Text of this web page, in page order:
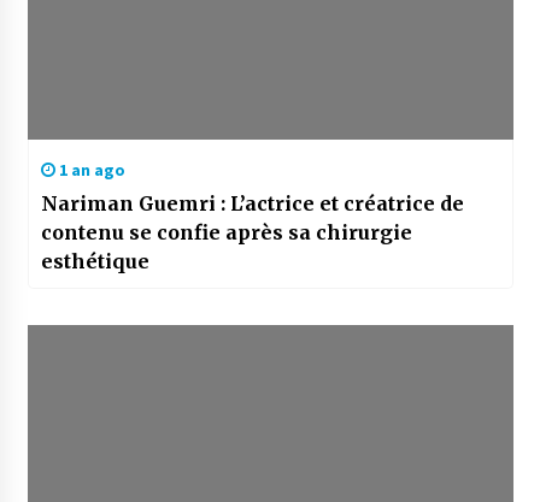
1 an ago
Nariman Guemri : L’actrice et créatrice de
contenu se confie après sa chirurgie
esthétique